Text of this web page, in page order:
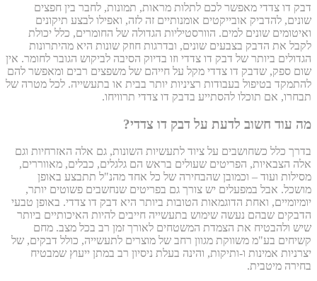
דבק דו צדדי מאפשר לכם לתלות מראות, תמונות, לחבר בין חפצים
שונים, להדביק אובייקטים אומנותיים זה לזה, ואפילו לבצע תיקונים
ואיטומים שונים למים. הוורסטיליות הגדולה של החומרים, כלל יכולת
לקבל את הדבק בצבעים שונים, ובדרגות חוזק שונות היא מהיתרונות
הגדולים ביותר של דבק דו צדדי וזו בדיוק הסיבה לביקוש הגובר לחומר. אין
שום ספק, שדבק דו צדדי מקל על חייהם של משפצים רבים ומאפשר להם
להתמקד בטיפול בעבודות רציניות יותר בבית או בתעשייה. לכל מטרה של
תבחרו, אם תוכלו להסתייע בדבק דו צדדי תרוויחו.
מה עוד חשוב לדעת על דבק דו צדדי?
בדרך כלל כשחושבים על ציוד לתעשיות השונות, גם אלה האזרחיות וגם
אלה הצבאיות, הפריטים שעולים בראש הם גלגלים, כבלים, מאווררים,
מסילות ועוד – וכמובן שהבחירה של כל אחד מהנ"ל תתבצע באופן
מושכל. אבל במפעלים יש צורך גם בפריטים שנחשבים פשוטים יותר,
יומיומיים, ואחת הדוגמאות הטובות ביותר היא דבק דו צדדי. באופן טבעי
הדבקים שבהם נעשה שימוש בתעשייה חייבים להיות האיכותיים ביותר
שיש ולהבטיח את הצמדת המשטחים לאורך זמן רב בכל מצב. מחם
קשיחים בע"מ משווקת מגוון רחב של מוצרים לתעשייה, כולל דבקים, של
יצרניות אמינות ו-ותיקות, והינה בעלת ניסיון רב במתן ייעוץ שמבטיח
בחירה מיטבית.